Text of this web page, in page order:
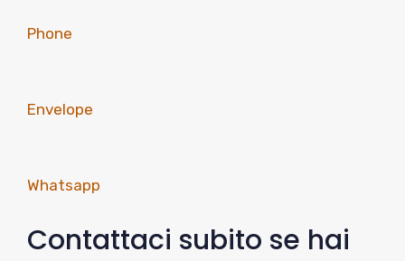
Phone
Envelope
Whatsapp
Contattaci subito se hai